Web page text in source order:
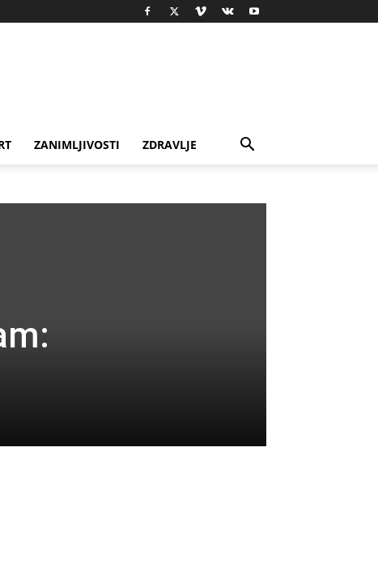
ZANIMLJIVOSTI ZDRAVLJE